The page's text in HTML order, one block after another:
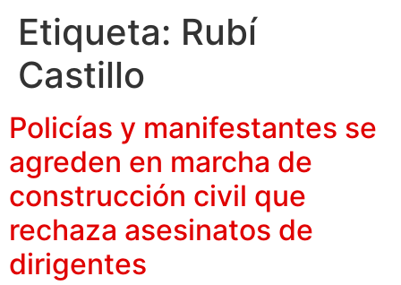
Etiqueta: Rubí
Castillo
Policías y manifestantes se
agreden en marcha de
construcción civil que
rechaza asesinatos de
dirigentes